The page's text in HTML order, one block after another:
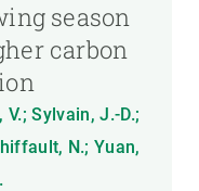
season
carbon
Sylvain, J.-D.;
N.; Yuan,